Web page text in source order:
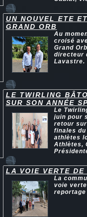
UN NOUVEL ETE
GRAND ORB
Au
croisé
Grand
directeur
Lavastre.
LE TWIRLING
SUR SON ANNÉE
Le
juin pour
retour
finales
athlètes
Athlètes,
LA VOIE VERTE
La
voie
reportage